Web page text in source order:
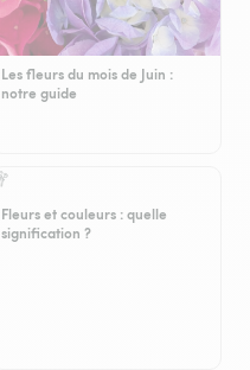
Les fleurs du mois de Juin :
notre guide
Fleurs et couleurs : quelle
signification ?